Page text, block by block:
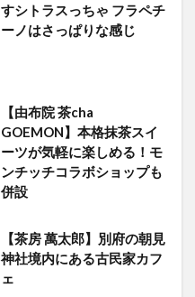
すシトラスっちゃ フラペチ
ーノはさっぱりな感じ
【由布院 茶cha
GOEMON】本格抹茶スイ
ーツが気軽に楽しめる！モ
ンチッチコラボショップも
併設
【茶房 萬太郎】別府の朝見
神社境内にある古民家カフ
ェ